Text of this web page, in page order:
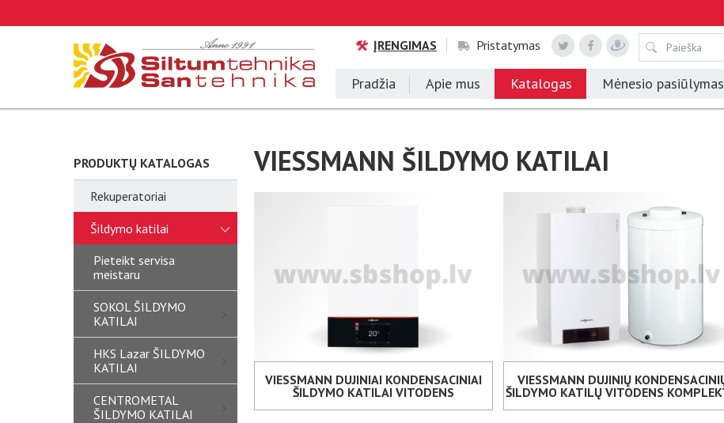
ĮRENGIMAS Pristatymas
Pradžia Apie mus Katalogas Mėnesio pasiūlymas
PRODUKTŲ KATALOGAS
Rekuperatoriai
Šildymo katilai
Pieteikt servisa
meistaru
SOKOL ŠILDYMO
KATILAI
HKS Lazar ŠILDYMO
KATILAI
CENTROMETAL
ŠILDYMO KATILAI
VIESSMANN ŠILDYMO KATILAI
VIESSMANN DUJINIAI KONDENSACINIAI
ŠILDYMO KATILAI VITODENS
VIESSMANN DUJINIŲ
ŠILDYMO KATILŲ VITODENS